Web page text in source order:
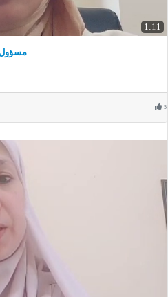
1:11
5